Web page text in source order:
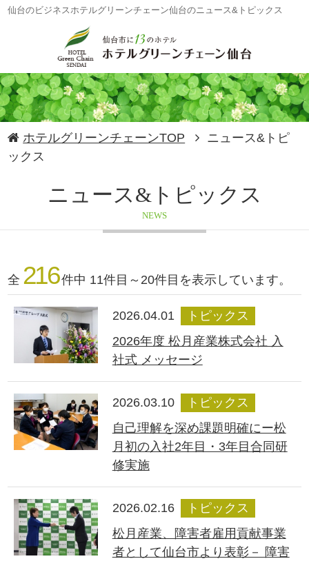
仙台のビジネスホテルグリーンチェーン仙台のニュース&トピックス
ホテルグリーンチェーンTOP
ニュース&トピ
ックス
ニュース&トピックス
NEWS
全 216 件中 11件目～20件目を表示しています。
2026.04.01
トピックス
2026年度 松月産業株式会社 入
社式 メッセージ
2026.03.10
トピックス
自己理解を深め課題明確にー松
月初の入社2年目・3年目合同研
修実施
2026.02.16
トピックス
松月産業、障害者雇用貢献事業
者として仙台市より表彰－ 障害